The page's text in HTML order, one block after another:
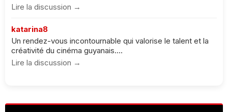
Lire la discussion →
katarina8
Un rendez-vous incontournable qui valorise le talent et la
créativité du cinéma guyanais....
Lire la discussion →